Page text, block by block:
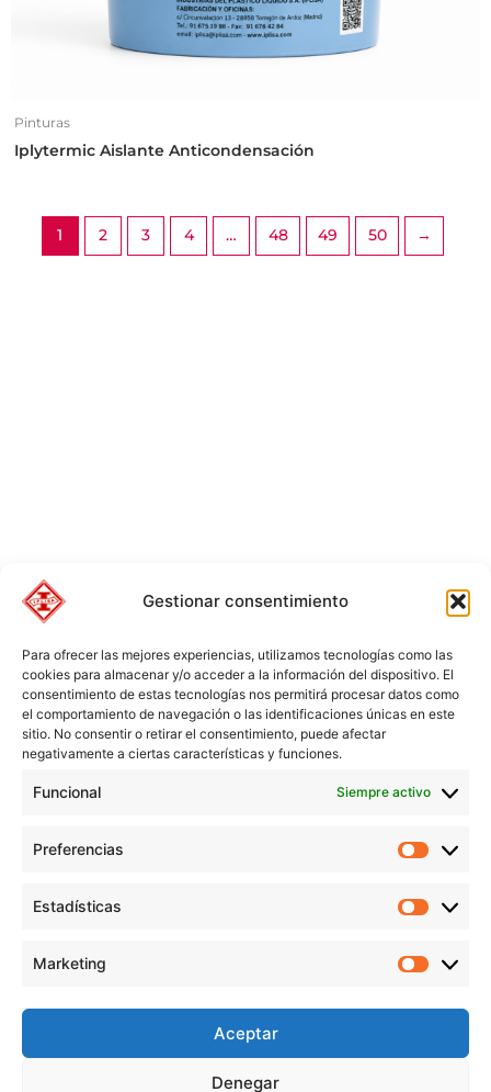
Gestionar consentimiento
Para ofrecer las mejores experiencias, utilizamos tecnologías como las
cookies para almacenar y/o acceder a la información del dispositivo. El
consentimiento de estas tecnologías nos permitirá procesar datos como
el comportamiento de navegación o las identificaciones únicas en este
sitio. No consentir o retirar el consentimiento, puede afectar
negativamente a ciertas características y funciones.
Funcional Siempre activo
Preferencias
Estadísticas
Marketing
Aceptar
Denegar
Pinturas
Iplytermic Aislante Anticondensación
1 2 3 4 … 48 49 50 →
derechos reservados |
Política de Privacidad|